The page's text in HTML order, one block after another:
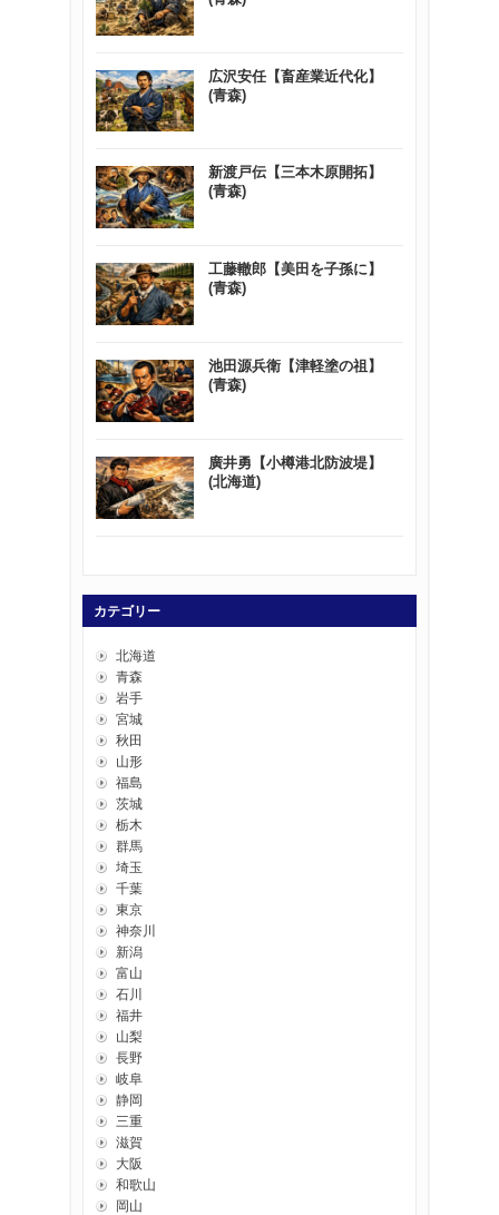
広沢安任【畜産業近代化】
(青森)
新渡戸伝【三本木原開拓】
(青森)
工藤轍郎【美田を子孫に】
(青森)
池田源兵衛【津軽塗の祖】
(青森)
廣井勇【小樽港北防波堤】
(北海道)
カテゴリー
北海道
青森
岩手
宮城
秋田
山形
福島
茨城
栃木
群馬
埼玉
千葉
東京
神奈川
新潟
富山
石川
福井
山梨
長野
岐阜
静岡
三重
滋賀
大阪
和歌山
岡山